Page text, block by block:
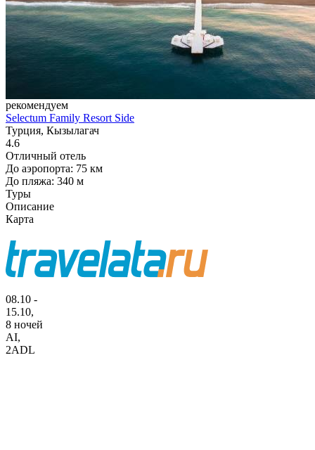
рекомендуем
Selectum Family Resort Side
Турция, Кызылагач
4.6
Отличный отель
До аэропорта: 75 км
До пляжа: 340 м
Туры
Описание
Карта
08.10 -
15.10,
8 ночей
AI,
2ADL